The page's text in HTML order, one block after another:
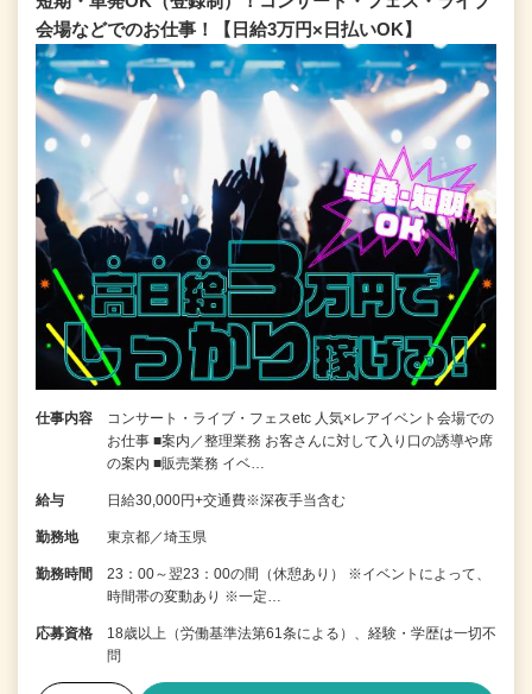
会場などでのお仕事！【日給3万円×日払いOK】
仕事内容
コンサート・ライブ・フェスetc 人気×レアイベント会場での
お仕事 ■案内／整理業務 お客さんに対して入り口の誘導や席
の案内 ■販売業務 イベ…
給与 日給30,000円+交通費※深夜手当含む
勤務地 東京都／埼玉県
勤務時間
23：00～翌23：00の間（休憩あり） ※イベントによって、
時間帯の変動あり ※一定…
応募資格
18歳以上（労働基準法第61条による）、経験・学歴は一切不
問